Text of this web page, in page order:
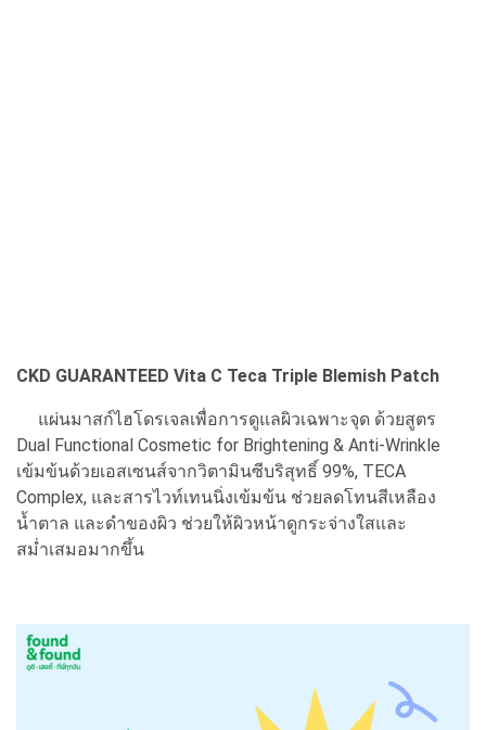
CKD GUARANTEED Vita C Teca Triple Blemish Patch
แผ่นมาสก์ไฮโดรเจลเพื่อการดูแลผิวเฉพาะจุด ด้วยสูตร
Dual Functional Cosmetic for Brightening & Anti-Wrinkle
เข้มข้นด้วยเอสเซนส์จากวิตามินซีบริสุทธิ์ 99%, TECA
Complex, และสารไวท์เทนนิ่งเข้มข้น ช่วยลดโทนสีเหลือง
น้ำตาล และดำของผิว ช่วยให้ผิวหน้าดูกระจ่างใสและ
สม่ำเสมอมากขึ้น